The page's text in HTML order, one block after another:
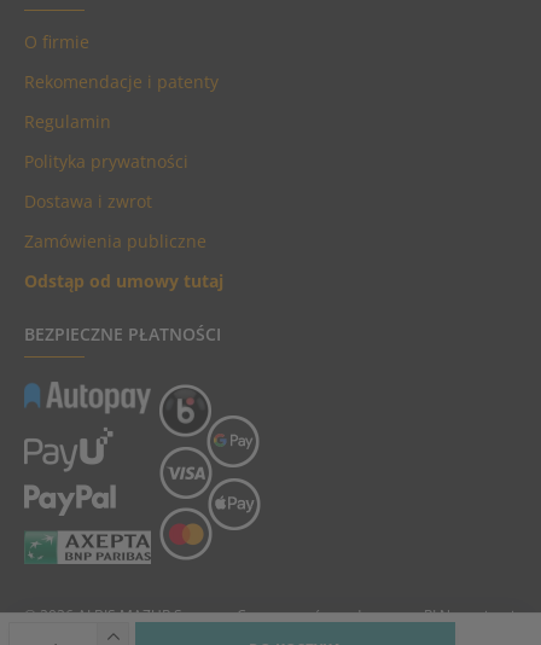
O firmie
Rekomendacje i patenty
Regulamin
Polityka prywatności
Dostawa i zwrot
Zamówienia publiczne
Odstąp od umowy tutaj
BEZPIECZNE PŁATNOŚCI
© 2026 ALBIS MAZUR Sp. z o.o. Ceny towarów podane są w PLN, zawierają
podatek VAT i nie zawierają kosztów dostawy.